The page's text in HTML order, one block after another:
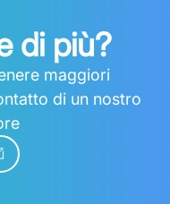
di più?
maggiori
di un nostro